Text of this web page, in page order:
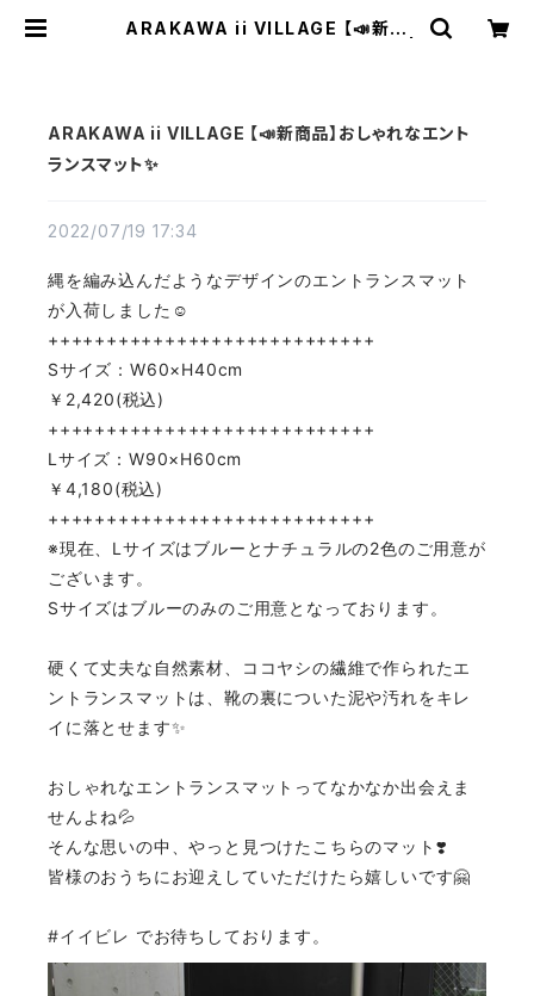
ARAKAWA ii VILLAGE 【📣新商
ARAKAWA ii VILLAGE 【📣新商品】おしゃれなエント
ランスマット✨
2022/07/19 17:34
縄を編み込んだようなデザインのエントランスマット
が入荷しました☺️
++++++++++++++++++++++++++++
Sサイズ：W60×H40cm
￥2,420(税込)
++++++++++++++++++++++++++++
Lサイズ：W90×H60cm
￥4,180(税込)
++++++++++++++++++++++++++++
※現在、Lサイズはブルーとナチュラルの2色のご用意が
ございます。
Sサイズはブルーのみのご用意となっております。
硬くて丈夫な自然素材、ココヤシの繊維で作られたエ
ントランスマットは、靴の裏についた泥や汚れをキレ
イに落とせます✨
おしゃれなエントランスマットってなかなか出会えま
せんよね💦
そんな思いの中、やっと見つけたこちらのマット❣️
皆様のおうちにお迎えしていただけたら嬉しいです🤗
#イイビレ でお待ちしております。